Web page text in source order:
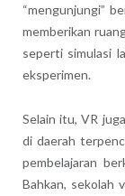
“mengunjungi”
memberikan
seperti simulasi
eksperimen.
Selain itu, VR
di daerah
pembelajaran
Bahkan, sekolah